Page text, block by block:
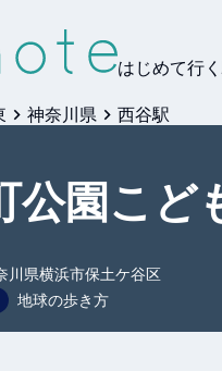
はじめて行
神奈川県 西谷駅
公園こど
川県横浜市保土ケ谷区
地球の歩き方